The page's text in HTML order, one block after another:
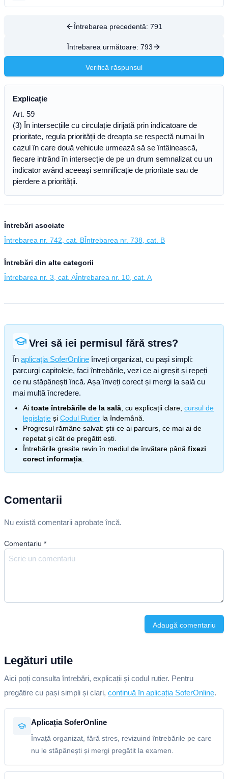
Întrebarea precedentă: 791
Întrebarea următoare: 793
Verifică răspunsul
Explicație
Art. 59
(3) În intersecțiile cu circulație dirijată prin indicatoare de
prioritate, regula priorității de dreapta se respectă numai în
cazul în care două vehicule urmează să se întâlnească,
fiecare intrând în intersecție de pe un drum semnalizat cu un
indicator având aceeași semnificație de prioritate sau de
pierdere a priorității.
Întrebări asociate
Întrebarea nr. 742, cat. BÎntrebarea nr. 738, cat. B
Întrebări din alte categorii
Întrebarea nr. 3, cat. AÎntrebarea nr. 10, cat. A
Vrei să iei permisul fără stres?
În aplicația SoferOnline înveți organizat, cu pași simpli:
parcurgi capitolele, faci întrebările, vezi ce ai greșit și repeți
ce nu stăpânești încă. Așa înveți corect și mergi la sală cu
mai multă încredere.
Ai toate întrebările de la sală , cu explicații clare, cursul de
legislație și Codul Rutier la îndemână.
Progresul rămâne salvat: știi ce ai parcurs, ce mai ai de
repetat și cât de pregătit ești.
Întrebările greșite revin în mediul de învățare până fixezi
corect informația
Comentarii
Nu există comentarii aprobate încă.
Comentariu *
Adaugă comentariu
Legături utile
Aici poți consulta întrebări, explicații și codul rutier. Pentru
pregătire cu pași simpli și clari, continuă în aplicația SoferOnline.
Aplicația SoferOnline
Învață organizat, fără stres, revizuind întrebările pe care
nu le stăpânești și mergi pregătit la examen.